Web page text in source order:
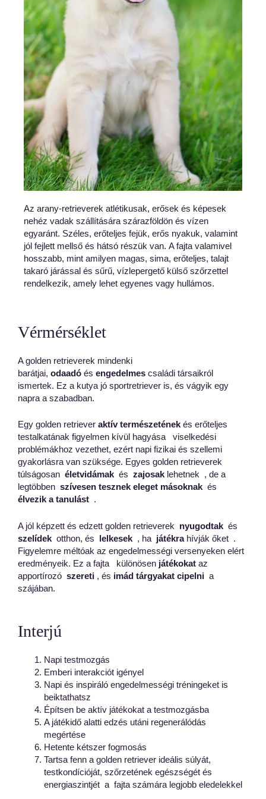
Az arany-retrieverek atlétikusak, erősek és képesek
nehéz vadak szállítására szárazföldön és vízen
egyaránt. Széles, erőteljes fejük, erős nyakuk, valamint
jól fejlett mellső és hátsó részük van. A fajta valamivel
hosszabb, mint amilyen magas, sima, erőteljes, talajt
takaró járással és sűrű, vízlepergető külső szőrzettel
rendelkezik, amely lehet egyenes vagy hullámos.
Vérmérséklet
A golden retrieverek mindenki
barátjai, odaadó és engedelmes családi társaikról
ismertek. Ez a kutya jó sportretriever is, és vágyik egy
napra a szabadban.
Egy golden retriever aktív természeténekés erőteljes
testalkatának figyelmen kívül hagyása
viselkedési
problémákhoz vezethet, ezért napi fizikai és szellemi
gyakorlásra van szüksége. Egyes golden retrieverek
túlságosan életvidámak és zajosaklehetnek , de a
legtöbben szívesen tesznek eleget másoknak és
élvezik a tanulást .
A jól képzett és edzett golden retrieverek nyugodtak és
szelídek otthon, és lelkesek , ha játékrahívják őket .
Figyelemre méltóak az engedelmességi versenyeken elért
eredményeik. Ez a fajta
különösen játékokat az
apportírozó szereti , és imád tárgyakat cipelni a
szájában.
Interjú
Napi testmozgás
Emberi interakciót igényel
Napi és inspiráló engedelmességi tréningeket is
beiktathatsz
Építsen be aktív játékokat a testmozgásba
A játékidő alatti edzés utáni regenerálódás
megértése
Hetente kétszer fogmosás
Tartsa fenn a golden retriever ideális súlyát,
testkondícióját, szőrzetének egészségét és
energiaszintjét a fajta számára legjobb eledelekkel